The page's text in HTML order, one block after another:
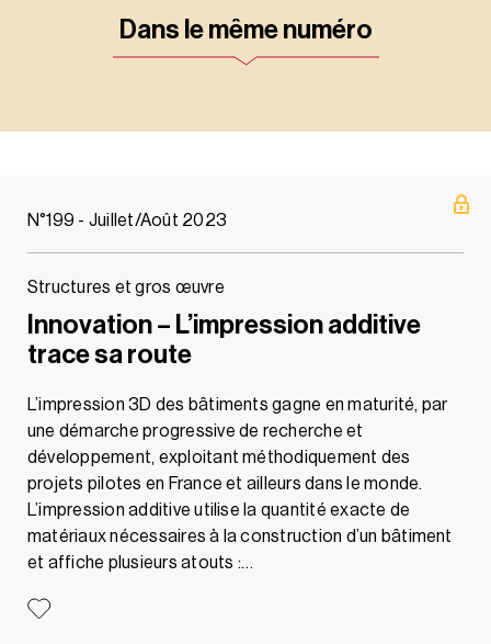
Dans le même numéro
N°199 - Juillet/Août 2023
Structures et gros œuvre
Innovation – L’impression additive
trace sa route
L’impression 3D des bâtiments gagne en maturité, par
une démarche progressive de recherche et
développement, exploitant méthodiquement des
projets pilotes en France et ailleurs dans le monde.
L’impression additive utilise la quantité exacte de
matériaux nécessaires à la construction d’un bâtiment
et affiche plusieurs atouts :…